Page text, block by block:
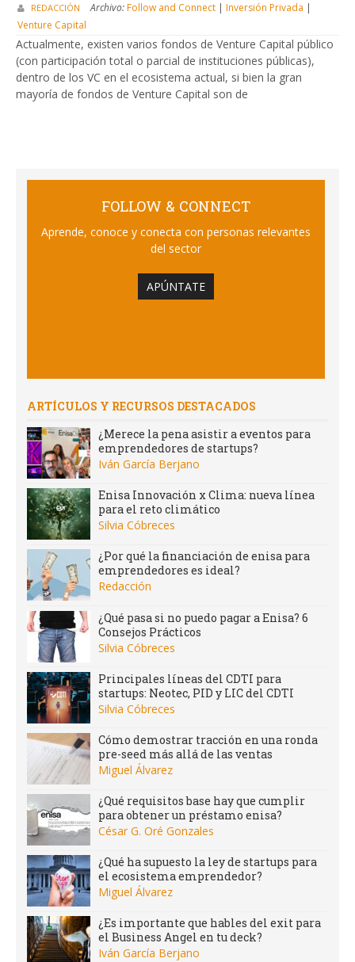
REDACCIÓN Archivo:Follow and Connect | Inversión Privada |
Venture Capital
Actualmente, existen varios fondos de Venture Capital público
(con participación total o parcial de instituciones públicas),
dentro de los VC en el ecosistema actual, si bien la gran
mayoría de fondos de Venture Capital son de
FOLLOW & CONNECT
Aprende, conoce y conecta con personas relevantes
del sector
APÚNTATE
ARTÍCULOS Y RECURSOS DESTACADOS
¿Merece la pena asistir a eventos para
emprendedores de startups?
Iván García Berjano
Enisa Innovación x Clima: nueva línea
para el reto climático
Silvia Cóbreces
¿Por qué la financiación de enisa para
emprendedores es ideal?
Redacción
¿Qué pasa si no puedo pagar a Enisa? 6
Consejos Prácticos
Silvia Cóbreces
Principales líneas del CDTI para
startups: Neotec, PID y LIC del CDTI
Silvia Cóbreces
Cómo demostrar tracción en una ronda
pre-seed más allá de las ventas
Miguel Álvarez
¿Qué requisitos base hay que cumplir
para obtener un préstamo enisa?
César G. Oré Gonzales
¿Qué ha supuesto la ley de startups para
el ecosistema emprendedor?
Miguel Álvarez
¿Es importante que hables del exit para
el Business Angel en tu deck?
Iván García Berjano